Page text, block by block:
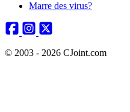
Marre des virus?
© 2003 - 2026 CJoint.com